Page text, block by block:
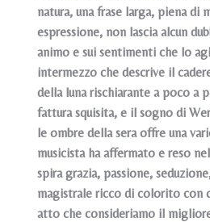
natura, una frase larga, piena di
espressione, non lascia alcun
animo e sui sentimenti che lo
intermezzo che descrive il
della luna rischiarante a poco a
fattura squisita, e il sogno di
le ombre della sera offre una
musicista ha affermato e reso
spira grazia, passione,
magistrale ricco di colorito con
atto che consideriamo il